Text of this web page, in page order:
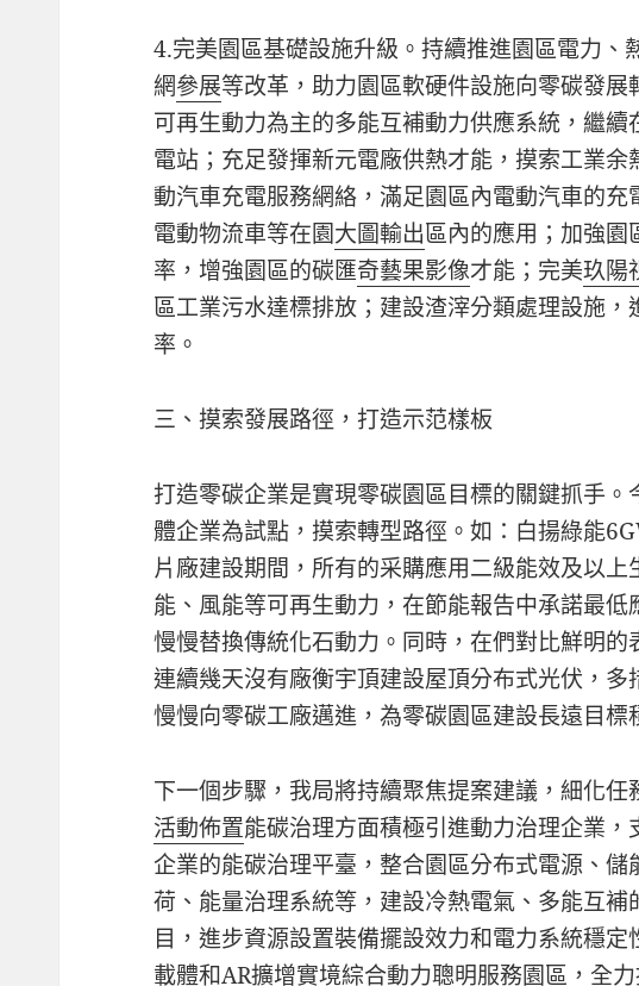
4.完美園區基礎設施升級。持續推進園區電力、
網參展等改革，助力園區軟硬件設施向零碳發展
可再生動力為主的多能互補動力供應系統，繼
電站；充足發揮新元電廠供熱才能，摸索工業
動汽車充電服務網絡，滿足園區內電動汽車的充
電動物流車等在園大圖輸出區內的應用；加強
率，增強園區的碳匯奇藝果影像才能；完美玖陽
區工業污水達標排放；建設渣滓分類處理設施，
率。
三、摸索發展路徑，打造示范樣板
打造零碳企業是實現零碳園區目標的關鍵抓手。
體企業為試點，摸索轉型路徑。如：白揚綠能
片廠建設期間，所有的采購應用二級能效及以
能、風能等可再生動力，在節能報告中承諾最低
慢慢替換傳統化石動力。同時，在們對比鮮明的
連續幾天沒有廠衡宇頂建設屋頂分布式光伏，多
慢慢向零碳工廠邁進，為零碳園區建設長遠目標
下一個步驟，我局將持續聚焦提案建議，細化
活動佈置能碳治理方面積極引進動力治理企業
企業的能碳治理平臺，整合園區分布式電源、儲
荷、能量治理系統等，建設冷熱電氣、多能互
目，進步資源設置裝備擺設效力和電力系統穩
載體和AR擴增實境綜合動力聰明服務園區，全